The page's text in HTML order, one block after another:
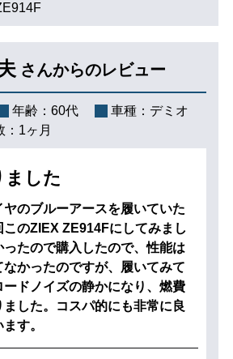
さんからのレビュー
年齢： 60代 車種： デミオ
1ヶ月
した
ヤのブルーアースを履いていた
のZIEX ZE914Fにしてみまし
ったので購入したので、性能は
なかったのですが、履いてみて
ードノイズの静かになり、燃費
ました。コスパ的にも非常に良
す。